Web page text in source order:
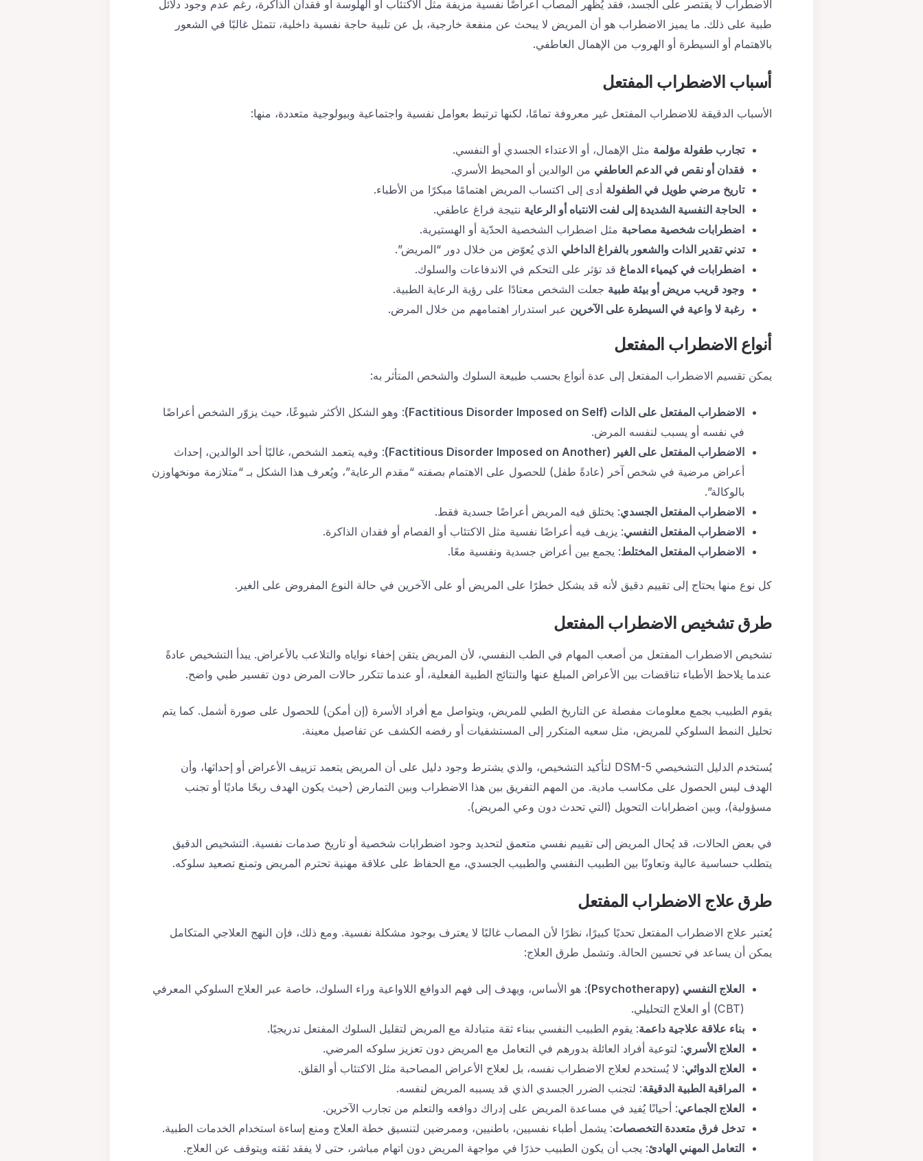
الاضطراب لا يقتصر على الجسد، فقد يُظهر المصاب أعراضًا نفسية مزيفة مثل الاكتئاب أو الهلوسة أو فقدان الذاكرة، رغم عدم وجود دلائل
طبية على ذلك. ما يميز الاضطراب هو أن المريض لا يبحث عن منفعة خارجية، بل عن تلبية حاجة نفسية داخلية، تتمثل غالبًا في الشعور
بالاهتمام أو السيطرة أو الهروب من الإهمال العاطفي.
أسباب الاضطراب المفتعل
الأسباب الدقيقة للاضطراب المفتعل غير معروفة تمامًا، لكنها ترتبط بعوامل نفسية واجتماعية وبيولوجية متعددة، منها:
تجارب طفولة مؤلمة مثل الإهمال، أو الاعتداء الجسدي أو النفسي.
فقدان أو نقص في الدعم العاطفي من الوالدين أو المحيط الأسري.
تاريخ مرضي طويل في الطفولة أدى إلى اكتساب المريض اهتمامًا مبكرًا من الأطباء.
الحاجة النفسية الشديدة إلى لفت الانتباه أو الرعاية نتيجة فراغ عاطفي.
اضطرابات شخصية مصاحبة مثل اضطراب الشخصية الحدّية أو الهستيرية.
تدني تقدير الذات والشعور بالفراغ الداخلي الذي يُعوّض من خلال دور “المريض”.
اضطرابات في كيمياء الدماغ قد تؤثر على التحكم في الاندفاعات والسلوك.
وجود قريب مريض أو بيئة طبية جعلت الشخص معتادًا على رؤية الرعاية الطبية.
رغبة لا واعية في السيطرة على الآخرين عبر استدرار اهتمامهم من خلال المرض.
أنواع الاضطراب المفتعل
يمكن تقسيم الاضطراب المفتعل إلى عدة أنواع بحسب طبيعة السلوك والشخص المتأثر به:
الاضطراب المفتعل على الذات (Factitious Disorder Imposed on Self)
: وهو الشكل الأكثر شيوعًا، حيث يزوّر الشخص أعراضًا
في نفسه أو يسبب لنفسه المرض.
الاضطراب المفتعل على الغير (Factitious Disorder Imposed on Another)
: وفيه يتعمد الشخص، غالبًا أحد الوالدين، إحداث
أعراض مرضية في شخص آخر (عادةً طفل) للحصول على الاهتمام بصفته “مقدم الرعاية”، ويُعرف هذا الشكل بـ “متلازمة مونخهاوزن
بالوكالة”.
الاضطراب المفتعل الجسدي: يختلق فيه المريض أعراضًا جسدية فقط.
الاضطراب المفتعل النفسي: يزيف فيه أعراضًا نفسية مثل الاكتئاب أو الفصام أو فقدان الذاكرة.
الاضطراب المفتعل المختلط: يجمع بين أعراض جسدية ونفسية معًا.
كل نوع منها يحتاج إلى تقييم دقيق لأنه قد يشكل خطرًا على المريض أو على الآخرين في حالة النوع المفروض على الغير.
طرق تشخيص الاضطراب المفتعل
تشخيص الاضطراب المفتعل من أصعب المهام في الطب النفسي، لأن المريض يتقن إخفاء نواياه والتلاعب بالأعراض. يبدأ التشخيص عادةً
عندما يلاحظ الأطباء تناقضات بين الأعراض المبلغ عنها والنتائج الطبية الفعلية، أو عندما تتكرر حالات المرض دون تفسير طبي واضح.
يقوم الطبيب بجمع معلومات مفصلة عن التاريخ الطبي للمريض، ويتواصل مع أفراد الأسرة (إن أمكن) للحصول على صورة أشمل. كما يتم
تحليل النمط السلوكي للمريض، مثل سعيه المتكرر إلى المستشفيات أو رفضه الكشف عن تفاصيل معينة.
يُستخدم الدليل التشخيصي DSM-5 لتأكيد التشخيص، والذي يشترط وجود دليل على أن المريض يتعمد تزييف الأعراض أو إحداثها، وأن
الهدف ليس الحصول على مكاسب مادية. من المهم التفريق بين هذا الاضطراب وبين التمارض (حيث يكون الهدف ربحًا ماديًا أو تجنب
مسؤولية)، وبين اضطرابات التحويل (التي تحدث دون وعي المريض).
في بعض الحالات، قد يُحال المريض إلى تقييم نفسي متعمق لتحديد وجود اضطرابات شخصية أو تاريخ صدمات نفسية. التشخيص الدقيق
يتطلب حساسية عالية وتعاونًا بين الطبيب النفسي والطبيب الجسدي، مع الحفاظ على علاقة مهنية تحترم المريض وتمنع تصعيد سلوكه.
طرق علاج الاضطراب المفتعل
يُعتبر علاج الاضطراب المفتعل تحديًا كبيرًا، نظرًا لأن المصاب غالبًا لا يعترف بوجود مشكلة نفسية. ومع ذلك، فإن النهج العلاجي المتكامل
يمكن أن يساعد في تحسين الحالة. وتشمل طرق العلاج:
العلاج النفسي (Psychotherapy)
: هو الأساس، ويهدف إلى فهم الدوافع اللاواعية وراء السلوك، خاصة عبر العلاج السلوكي المعرفي
(CBT) أو العلاج التحليلي.
بناء علاقة علاجية داعمة: يقوم الطبيب النفسي ببناء ثقة متبادلة مع المريض لتقليل السلوك المفتعل تدريجيًا.
العلاج الأسري: لتوعية أفراد العائلة بدورهم في التعامل مع المريض دون تعزيز سلوكه المرضي.
العلاج الدوائي: لا يُستخدم لعلاج الاضطراب نفسه، بل لعلاج الأعراض المصاحبة مثل الاكتئاب أو القلق.
المراقبة الطبية الدقيقة: لتجنب الضرر الجسدي الذي قد يسببه المريض لنفسه.
العلاج الجماعي: أحيانًا يُفيد في مساعدة المريض على إدراك دوافعه والتعلم من تجارب الآخرين.
تدخل فرق متعددة التخصصات: يشمل أطباء نفسيين، باطنيين، وممرضين لتنسيق خطة العلاج ومنع إساءة استخدام الخدمات الطبية.
التعامل المهني الهادئ: يجب أن يكون الطبيب حذرًا في مواجهة المريض دون اتهام مباشر، حتى لا يفقد ثقته ويتوقف عن العلاج.